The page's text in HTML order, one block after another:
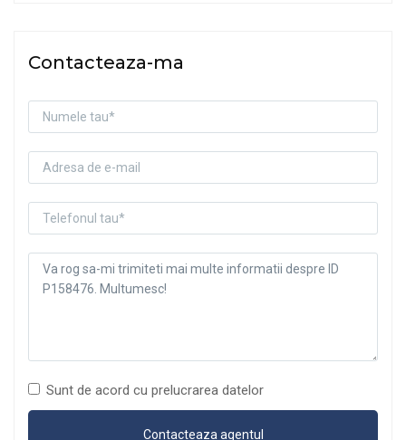
Contacteaza-ma
Sunt de acord cu prelucrarea datelor